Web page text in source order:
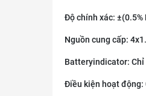
Độ chính xác: ±(0.5%
Nguồn cung cấp:
Batteryindicator: Chỉ
Điều kiện hoạt động: